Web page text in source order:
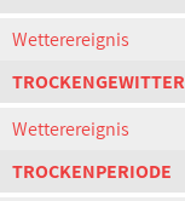
Wetterereignis
TROCKENGEWITTER
Wetterereignis
TROCKENPERIODE